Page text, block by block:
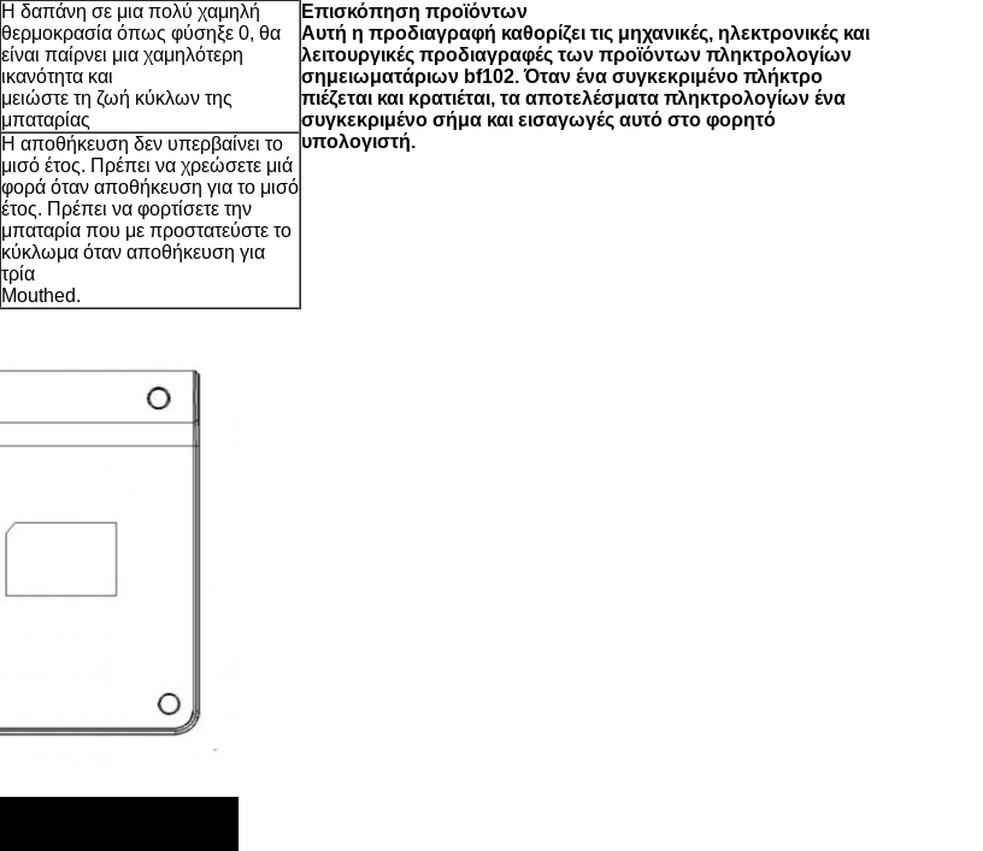
Η δαπάνη σε μια πολύ χαμηλή
θερμοκρασία όπως φύσηξε 0, θα
είναι παίρνει μια χαμηλότερη
ικανότητα και
μειώστε τη ζωή κύκλων της
μπαταρίας
Η αποθήκευση δεν υπερβαίνει το
μισό έτος. Πρέπει να χρεώσετε μιά
φορά όταν αποθήκευση για το μισό
έτος. Πρέπει να φορτίσετε την
μπαταρία που με προστατεύστε το
κύκλωμα όταν αποθήκευση για
τρία
Mouthed.
Επισκόπηση προϊόντων
Αυτή η προδιαγραφή καθορίζει τις μηχανικές, ηλεκτρονικές και
λειτουργικές προδιαγραφές των προϊόντων πληκτρολογίων
σημειωματάριων bf102. Όταν ένα συγκεκριμένο πλήκτρο
πιέζεται και κρατιέται, τα αποτελέσματα πληκτρολογίων ένα
συγκεκριμένο σήμα και εισαγωγές αυτό στο φορητό
υπολογιστή.